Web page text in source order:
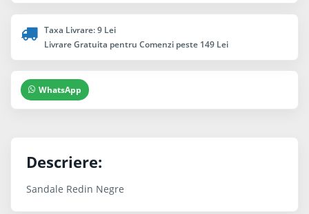
Taxa Livrare: 9 Lei
Livrare Gratuita pentru Comenzi peste 149 Lei
WhatsApp
Descriere:
Sandale Redin Negre